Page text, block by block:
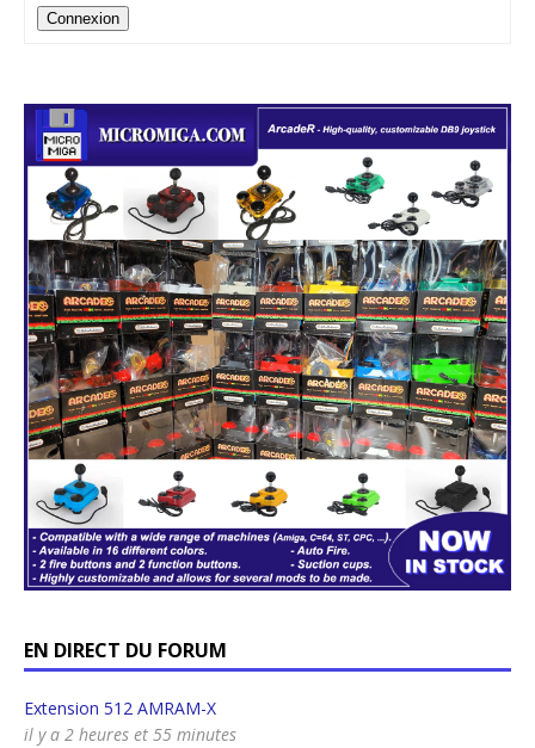
Connexion
EN DIRECT DU FORUM
Extension 512 AMRAM-X
il y a 2 heures et 55 minutes